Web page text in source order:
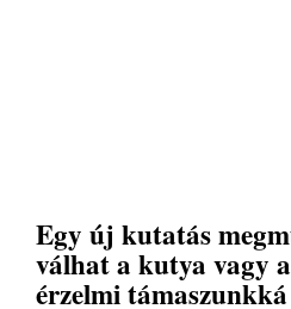
Egy új kutatás
válhat a kutya vagy
érzelmi támaszunkká